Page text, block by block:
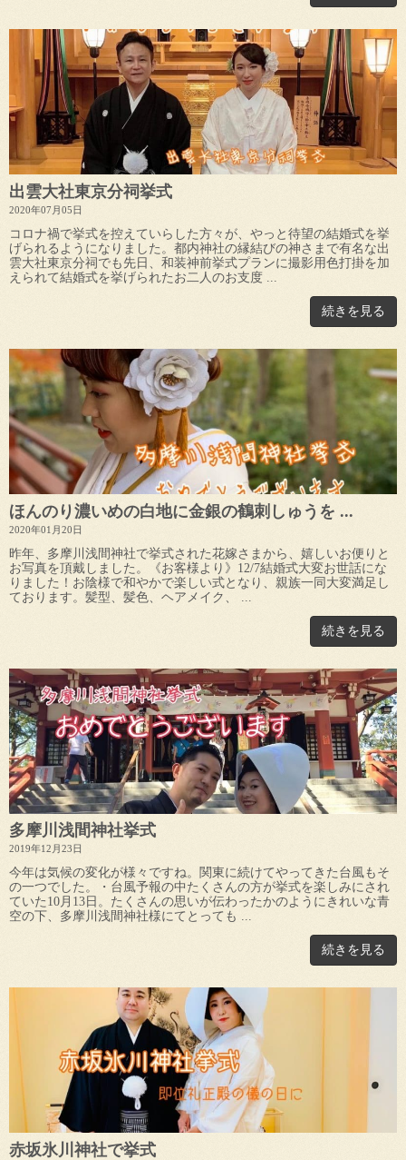
出雲大社東京分祠挙式
2020年07月05日
コロナ禍で挙式を控えていらした方々が、やっと待望の結婚式を挙
げられるようになりました。都内神社の縁結びの神さまで有名な出
雲大社東京分祠でも先日、和装神前挙式プランに撮影用色打掛を加
えられて結婚式を挙げられたお二人のお支度 ...
続きを見る
ほんのり濃いめの白地に金銀の鶴刺しゅうを ...
2020年01月20日
昨年、多摩川浅間神社で挙式された花嫁さまから、嬉しいお便りと
お写真を頂戴しました。《お客様より》12/7結婚式大変お世話にな
りました！お陰様で和やかで楽しい式となり、親族一同大変満足し
ております。髪型、髪色、ヘアメイク、 ...
続きを見る
多摩川浅間神社挙式
2019年12月23日
今年は気候の変化が様々ですね。関東に続けてやってきた台風もそ
の一つでした。・台風予報の中たくさんの方が挙式を楽しみにされ
ていた10月13日。たくさんの思いが伝わったかのようにきれいな青
空の下、多摩川浅間神社様にてとっても ...
続きを見る
赤坂氷川神社で挙式